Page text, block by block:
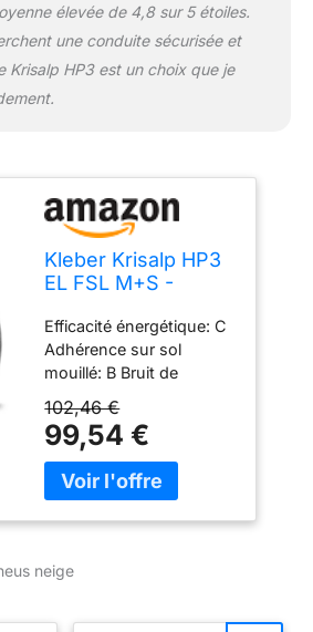
élevée de 4,8 sur 5 étoiles.
une conduite sécurisée et
Krisalp HP3 est un choix que je
Kleber Krisalp HP3
EL FSL M+S -
Pneu Neige
Efficacité énergétique: C
Adhérence sur sol
mouillé: B Bruit de
Caractéristiques
spécifiques: M+S,
3PMSF
102,46 €
99,54 €
neige